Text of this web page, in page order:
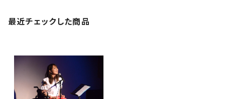
最近チェックした商品